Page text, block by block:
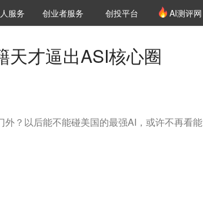
资机构库
职位推介
服务 创投氪堂
创业者服务 创投平台 AI测评网
天才逼出ASI核心圈
？以后能不能碰美国的最强AI，或许不再看能